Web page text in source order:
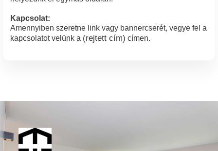
Kapcsolat:
Amennyiben szeretne link vagy bannercserét, vegye fel a
kapcsolatot velünk a (rejtett cím) címen.